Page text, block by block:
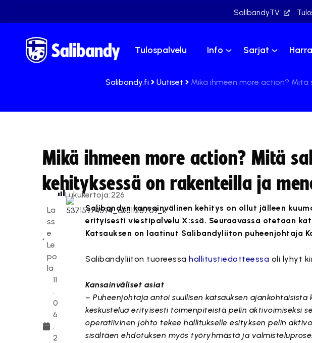
SalibandyTV
Tulospalvelu Info Sarjat
Salibandy.fi Uutiset Mikä ihmeen more action? Mitä
Mikä ihmeen more action? Mitä
kehityksessä on rakenteilla ja
La
ss
e
Le
po
la
11
.
0
6
.
2
Lukukertoja:226
Salibandyn kansainvälinen kehitys on ollut jälleen
erityisesti viestipalvelu X:ssä. Seuraavassa otetaan
Katsauksen on laatinut Salibandyliiton puheenjohtaja
Salibandyliiton tuoreessahallitustiedotteessa oli lyhyt
Kansainväliset asiat
– Puheenjohtaja antoi suullisen katsauksen
keskustelua erityisesti toimenpiteistä pelin aktivoimiseksi
operatiivinen johto tekee hallitukselle esityksen pelin
sisältäen ehdotuksen myös työryhmästä ja